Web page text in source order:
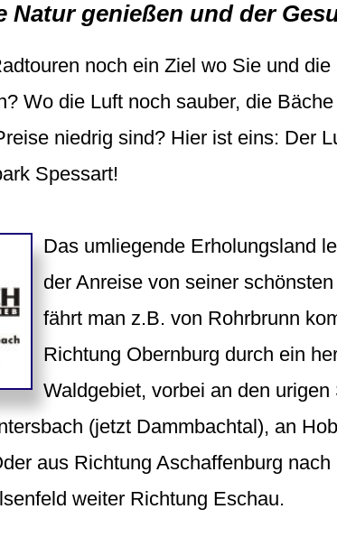
Natur genießen und der
noch ein Ziel wo Sie und
Wo die Luft noch sauber, die
niedrig sind? Hier ist eins: Der
Spessart!
Das umliegende Erholungsland
der Anreise von seiner
fährt man z.B. von Rohrbrunn
Richtung Obernburg durch ein
Waldgebiet, vorbei an den urigen
(jetzt Dammbachtal), an
aus Richtung Aschaffenburg nach
weiter Richtung Eschau.